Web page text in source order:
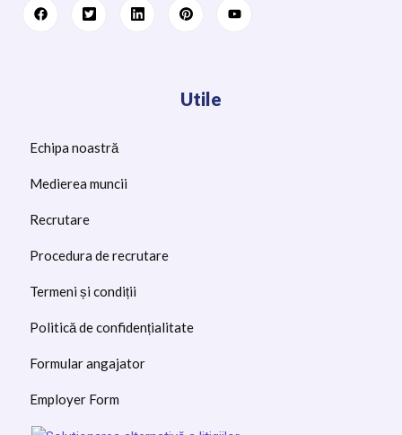
Utile
Echipa noastră
Medierea muncii
Recrutare
Procedura de recrutare
Termeni și condiții
Politică de confidențialitate
Formular angajator
Employer Form